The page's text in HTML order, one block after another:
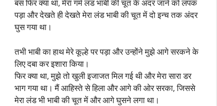
बस फिर क्या था, मेरा गर्म लंड भाबी की चूत के अंदर जाने को लपक
पड़ा और देखते ही देखते मेरा लंड भाबी की चूत में दो इन्च तक अंदर
घुस गया था।
तभी भाबी का हाथ मेरे कूल्हे पर पड़ा और उन्होंने मुझे आगे सरकने के
लिए दबा कर इशारा किया।
फिर क्या था, मुझे तो खुली इजाजत मिल गई थी और मेरा सारा डर
भाग गया था। मैं आहिस्ते से हिला और आगे की ओर सरका, जिससे
मेरा लंड भी भाबी की चूत में और आगे घुसने लगा था।